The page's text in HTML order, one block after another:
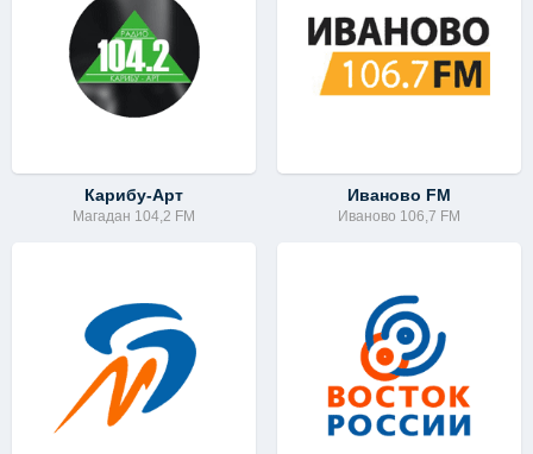
Карибу-Арт
Магадан 104,2 FM
Иваново FM
Иваново 106,7 FM